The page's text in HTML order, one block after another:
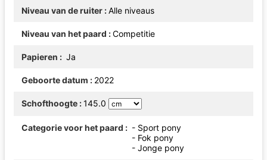
Niveau van de ruiter Alle niveaus
Niveau van het paard Competitie
Papieren Ja
Geboorte datum 2022
Schofthoogte 145.0
Categorie voor het paard
- Sport pony
- Fok pony
- Jonge pony